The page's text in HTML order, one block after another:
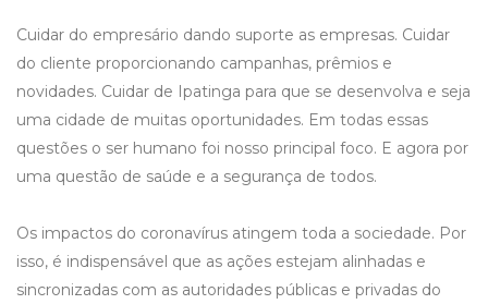
Cuidar do empresário dando suporte as empresas. Cuidar
do cliente proporcionando campanhas, prêmios e
novidades. Cuidar de Ipatinga para que se desenvolva e seja
uma cidade de muitas oportunidades. Em todas essas
questões o ser humano foi nosso principal foco. E agora por
uma questão de saúde e a segurança de todos.
Os impactos do coronavírus atingem toda a sociedade. Por
isso, é indispensável que as ações estejam alinhadas e
sincronizadas com as autoridades públicas e privadas do